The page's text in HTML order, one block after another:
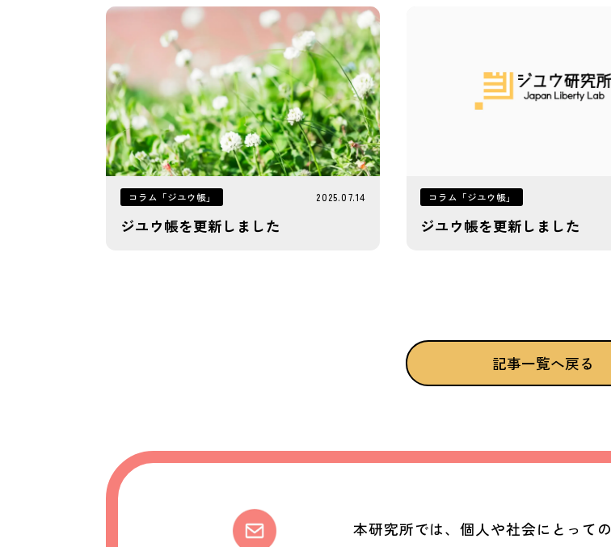
コラム「ジユウ帳」 2025.07.14
ジユウ帳を更新しました
コラム「ジユウ帳」
ジユウ帳を更新しました
記事一覧へ戻る
本研究所では、個人や社会にとって